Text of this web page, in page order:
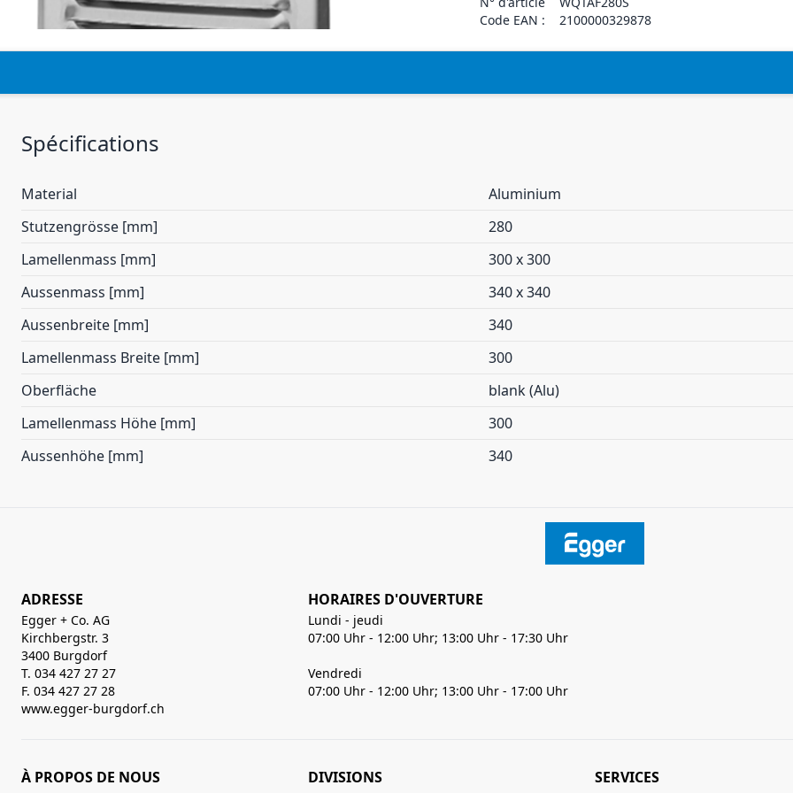
Code EAN :
2100000329878
Spécifications
Material
Aluminium
Stutzengrösse [mm]
280
Lamellenmass [mm]
300 x 300
Aussenmass [mm]
340 x 340
Aussenbreite [mm]
340
Lamellenmass Breite [mm]
300
Oberfläche
blank (Alu)
Lamellenmass Höhe [mm]
300
Aussenhöhe [mm]
340
ADRESSE
Egger + Co. AG
Kirchbergstr. 3
3400 Burgdorf
T. 034 427 27 27
F. 034 427 27 28
www.egger-burgdorf.ch
HORAIRES D'OUVERTURE
Lundi - jeudi
07:00 Uhr - 12:00 Uhr; 13:00 Uhr - 17:30 Uhr
Vendredi
07:00 Uhr - 12:00 Uhr; 13:00 Uhr - 17:00 Uhr
À PROPOS DE NOUS DIVISIONS SERVICES